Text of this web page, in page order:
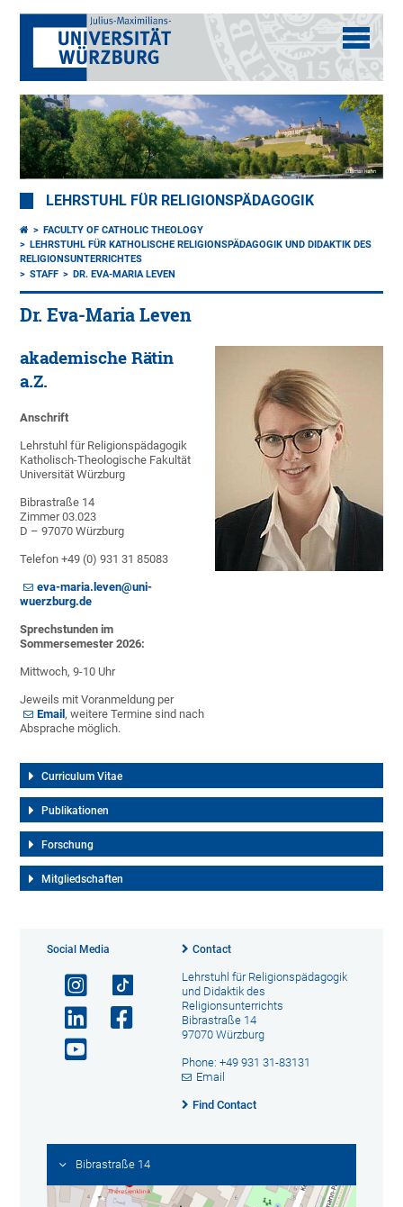
LEHRSTUHL FÜR RELIGIONSPÄDAGOGIK
FACULTY OF CATHOLIC THEOLOGY
LEHRSTUHL FÜR KATHOLISCHE RELIGIONSPÄDAGOGIK UND DIDAKTIK DES
RELIGIONSUNTERRICHTES
STAFF
DR. EVA-MARIA LEVEN
Dr. Eva-Maria Leven
akademische Rätin
a.Z.
Anschrift
Lehrstuhl für Religionspädagogik
Katholisch-Theologische Fakultät
Universität Würzburg
Bibrastraße 14
Zimmer 03.023
D – 97070 Würzburg
Telefon +49 (0) 931 31 85083
eva-maria.leven@uni-
wuerzburg.de
Sprechstunden im
Sommersemester 2026:
Mittwoch, 9-10 Uhr
Jeweils mit Voranmeldung per
Email, weitere Termine sind nach
Absprache möglich.
Curriculum Vitae
Publikationen
Forschung
Mitgliedschaften
Social Media Contact
Lehrstuhl für Religionspädagogik
und Didaktik des
Religionsunterrichts
Bibrastraße 14
97070 Würzburg
Phone: +49 931 31-83131
Email
Find Contact
Bibrastraße 14